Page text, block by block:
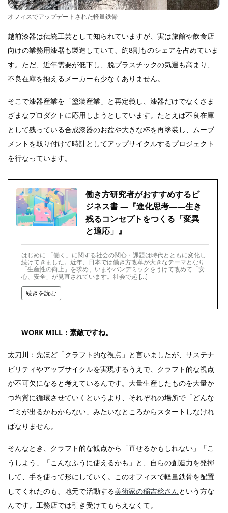
オフィスでアップデートされた軽量鉄骨
越前漆器は伝統工芸として知られていますが、実は旅館や飲食店
向けの業務用漆器も製造していて、約8割ものシェアを占めていま
す。ただ、近年需要が低下し、脱プラスチックの気運も高まり、
不良在庫を抱えるメーカーも少なくありません。
そこで漆器産業を「塗装産業」と再定義し、漆器だけでなくさま
ざまなプロダクトに応用しようとしています。たとえば不良在庫
として残っている合成漆器のお盆や大きな杯を再塗装し、ムーブ
メントを取り付けて時計としてアップサイクルするプロジェクト
を行なっています。
働き方研究者がおすすめするビ
ジネス書 ―『進化思考――生き
残るコンセプトをつくる「変異
と適応」』
はじめに 「働く」に関する社会の関心・課題は時代とともに変化し
続けてきました。近年、日本では働き方改革が大きなテーマとなり
「生産性の向上」を求め、いまやパンデミックをうけて改めて「安
心、安全」が見直されています。社会で起 […]
続きを読む
WORK MILL：素敵ですね。
太刀川：先ほど「クラフト的な視点」と言いましたが、サステナ
ビリティやアップサイクルを実現するうえで、クラフト的な視点
が不可欠になると考えているんです。大量生産したものを大量か
つ均質に循環させていくというより、それぞれの場所で「どんな
ゴミが出るかわからない」みたいなところからスタートしなけれ
ばなりません。
そんなとき、クラフト的な観点から「直せるかもしれない」「こ
うしよう」「こんなふうに使えるかも」と、自らの創造力を発揮
して、手を使って形にしていく。このオフィスで軽量鉄骨を配置
してくれたのも、地元で活動する美術家の稲吉稔さんという方な
んです。工務店では引き受けてもらえなくて。